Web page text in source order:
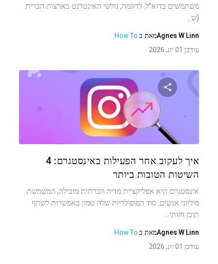
משתמשים בדוא"ל. לדוגמה, גולשי האינטרנט בארצות הברית
(ש...
Agnes W Linnמאת ב How To
עודכן 01 יונ, 2026
שתף מאמר זה
איך לעקוב אחר הפעילות באינסטגרם: 4
השיטות הטובות ביותר
אינסטגרם היא אפליקציית מדיה חברתית מובילה, המשמשת
מיליוני אנשים. סוד הפופולריות שלה טמון באפשרות לשתף
תוכן חזותי…
Agnes W Linnמאת ב How To
עודכן 01 יונ, 2026